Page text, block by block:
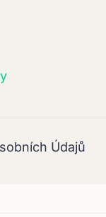
Údajů